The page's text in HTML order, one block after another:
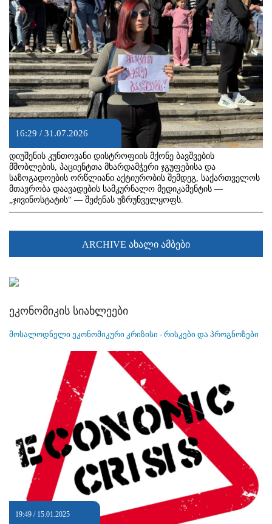
16:29 / 31.07.2026
დიუშენის კუნთოვანი დისტროფიის მქონე ბავშვების
მშობლების, პაციენტთა მხარდამჭერი ჯგუფებისა და
საზოგადოების ორწლიანი აქტიურობის შემდეგ, საქართველოს
მთავრობა დაავადების სამკურნალო მედიკამენტის —
„ჯივინოსტატის“ — შეძენას უზრუნველყოფს.
ARCHIVE ახალი ამბები
ეკონომიკის სიახლეები
მოსალოდნელი ეკონომიკური კრიზისი - რისკები და პროგნოზები
19:49 / 15.01.2025